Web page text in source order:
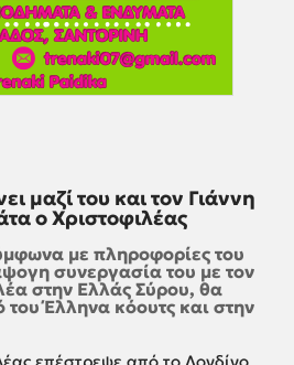
μαζί του και τον Γιάννη
ο Χριστοφιλέας
με πληροφορίες του
συνεργασία του με τον
στην Ελλάς Σύρου, θα
του Έλληνα κόουτς και στην